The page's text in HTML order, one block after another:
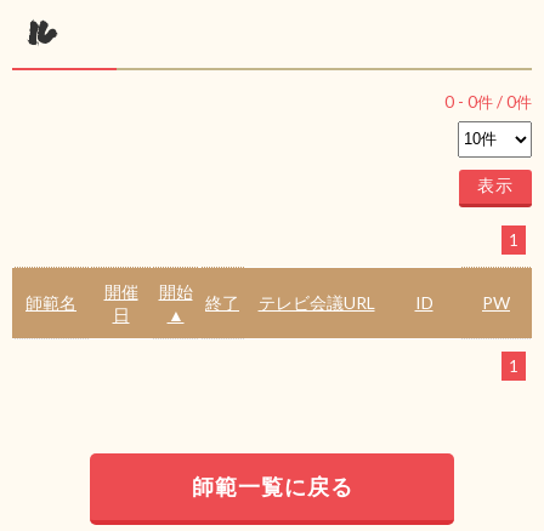
ル
0 - 0件 /0件
1
師範名
開催
日
開始
▲
終了 テレビ会議URL ID PW
1
師範一覧に戻る